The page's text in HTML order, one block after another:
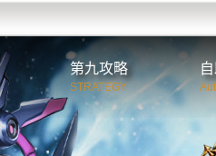
第九攻略
STRATEGY
综合资讯